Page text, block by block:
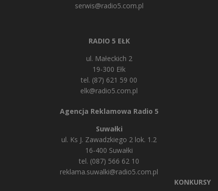
serwis@radio5.com.pl
RADIO 5 EŁK
ul. Małeckich 2
19-300 Ełk
tel. (87) 621 59 00
elk@radio5.com.pl
Agencja Reklamowa Radio 5
Suwałki
ul. Ks J. Zawadzkiego 2 lok. 1.2
16-400 Suwałki
tel. (087) 566 62 10
reklama.suwalki@radio5.com.pl
KONKURSY